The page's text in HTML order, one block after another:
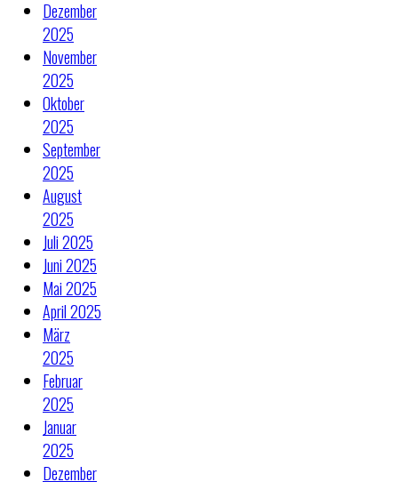
Dezember
2025
November
2025
Oktober
2025
September
2025
August
2025
Juli 2025
Juni 2025
Mai 2025
April 2025
März
2025
Februar
2025
Januar
2025
Dezember